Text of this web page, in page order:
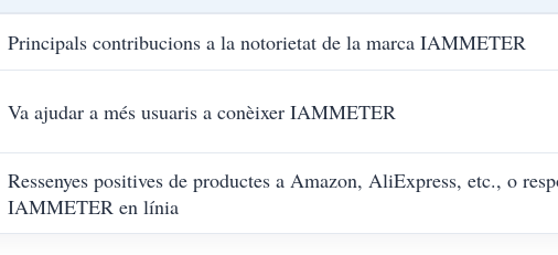
Principals contribucions a la notorietat de la marca IAMMETER
Va ajudar a més usuaris a conèixer IAMMETER
Ressenyes positives de productes a Amazon, AliExpress, etc., o
IAMMETER en línia